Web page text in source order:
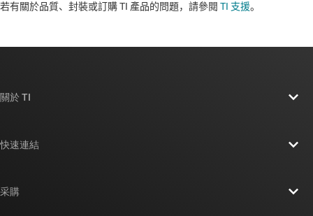
若有關於品質、封裝或訂購 TI 產品的問題，請參閱 TI 支援。​​​​​​​​​​​​​​
關於 TI
快速連結
采購